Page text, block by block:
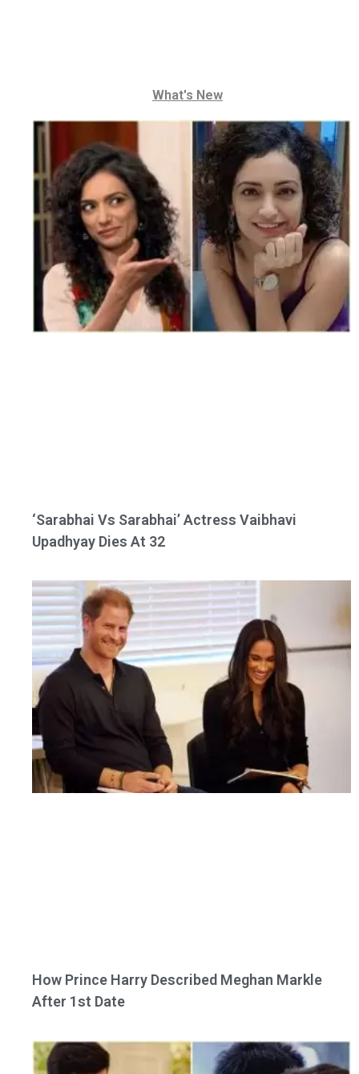
What's New
‘Sarabhai Vs Sarabhai’ Actress Vaibhavi
Upadhyay Dies At 32
How Prince Harry Described Meghan Markle
After 1st Date